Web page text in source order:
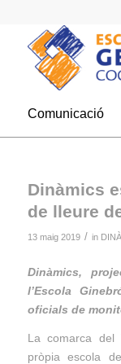
Comunicació
Dinàmics
de lleure
13 maig 2019 / in
Dinàmics,
l’Escola
oficials de
La comarca del
pròpia escola